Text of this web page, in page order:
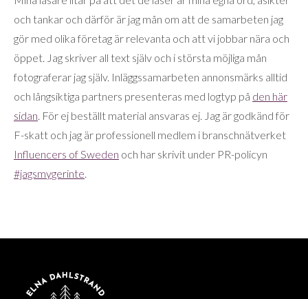
och tankar och därför är jag mån om att de samarbeten jag
gör med olika företag är relevanta och att vi jobbar nära och
öppet. Jag skriver all text själv och i största möjliga mån
fotograferar jag själv. Inläggssamarbeten annonsmärks alltid
och långsiktiga partners presenteras med logtyp på den här
sidan. För ej beställt material ansvaras ej. Jag är godkänd för
F-skatt och jag är professionell medlem i branschnätverket
Influencers of Sweden och har skrivit under PR-policyn
#jagsmygerinte.